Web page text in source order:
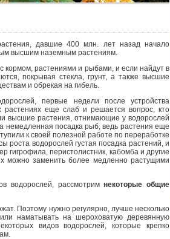
давшие 400 млн. лет назад начало
высшим наземным растениям.
кормом, растениями и рыбами, и если найдут в
покрывая стекла, грунт, а также высшие
и обрекая на гибель.
первые недели после устройства
еще слаб и решается вопрос, кто
высшие растения, отнимающие у водорослей
немедленная посадка рыб, ведь растения еще
к своей полезной работе по переработке
роста водорослей густая посадка растений, и
гигрофила, перистолистник, кабомба и другие
можно заменить более медленно растущими
водорослей, рассмотримнекоторые общие
Поэтому нужно регулярно, лучше несколько
наматывать на шероховатую деревянную
видов водорослей, которые крепко